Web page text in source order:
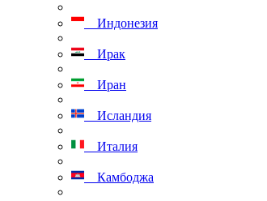
Индонезия
Ирак
Иран
Исландия
Италия
Камбоджа